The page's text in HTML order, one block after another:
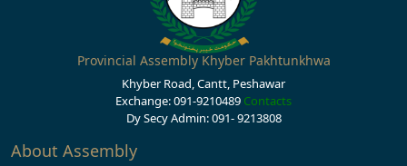
Provincial Assembly Khyber Pakhtunkhwa
Khyber Road, Cantt, Peshawar
Exchange: 091-9210489 Contacts
Dy Secy Admin: 091- 9213808
About Assembly